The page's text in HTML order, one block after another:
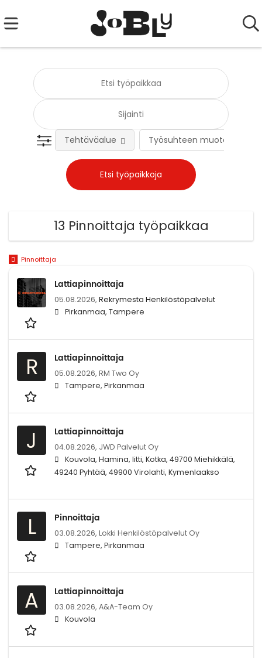
Työsuhteen muoto
Tehtäväalue
13 Pinnoittaja työpaikkaa
Pinnoittaja
Lattiapinnoittaja
05.08.2026, Rekrymesta Henkilöstöpalvelut
Pirkanmaa, Tampere
R Lattiapinnoittaja
05.08.2026, RM Two Oy
Tampere, Pirkanmaa
J Lattiapinnoittaja
04.08.2026, JWD Palvelut Oy
Kouvola, Hamina, Iitti, Kotka, 49700 Miehikkälä,
49240 Pyhtää, 49900 Virolahti, Kymenlaakso
L Pinnoittaja
03.08.2026, Lokki Henkilöstöpalvelut Oy
Tampere, Pirkanmaa
A Lattiapinnoittaja
03.08.2026, A&A-Team Oy
Kouvola